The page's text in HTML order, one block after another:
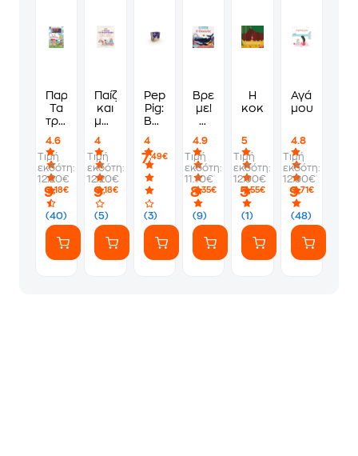
Παραμυθόσπιτο-
Τα
τρία
4.6
(40)
Τιμή
εκδότη:
12.20€
9,18€
Παίζω
και
μαθαίνω
συγκεντρώνομαι
4
(5)
Τιμή
εκδότη:
12.20€
9,18€
Peppa
Pig:
Bedtime
Library
4
(3)
7,49€
Βρες
με!
Ο
4.9
(9)
Τιμή
εκδότη:
11.10€
8,35€
Η
κοκκινοσκουφίτσα
5
(1)
Τιμή
εκδότη:
12.90€
5,55€
Αγάπη
μου
4.8
(48)
Τιμή
εκδότη:
12.90€
9,71€